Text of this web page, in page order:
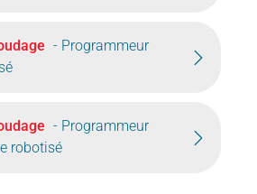
- Programmeur
- Programmeur
robotisé